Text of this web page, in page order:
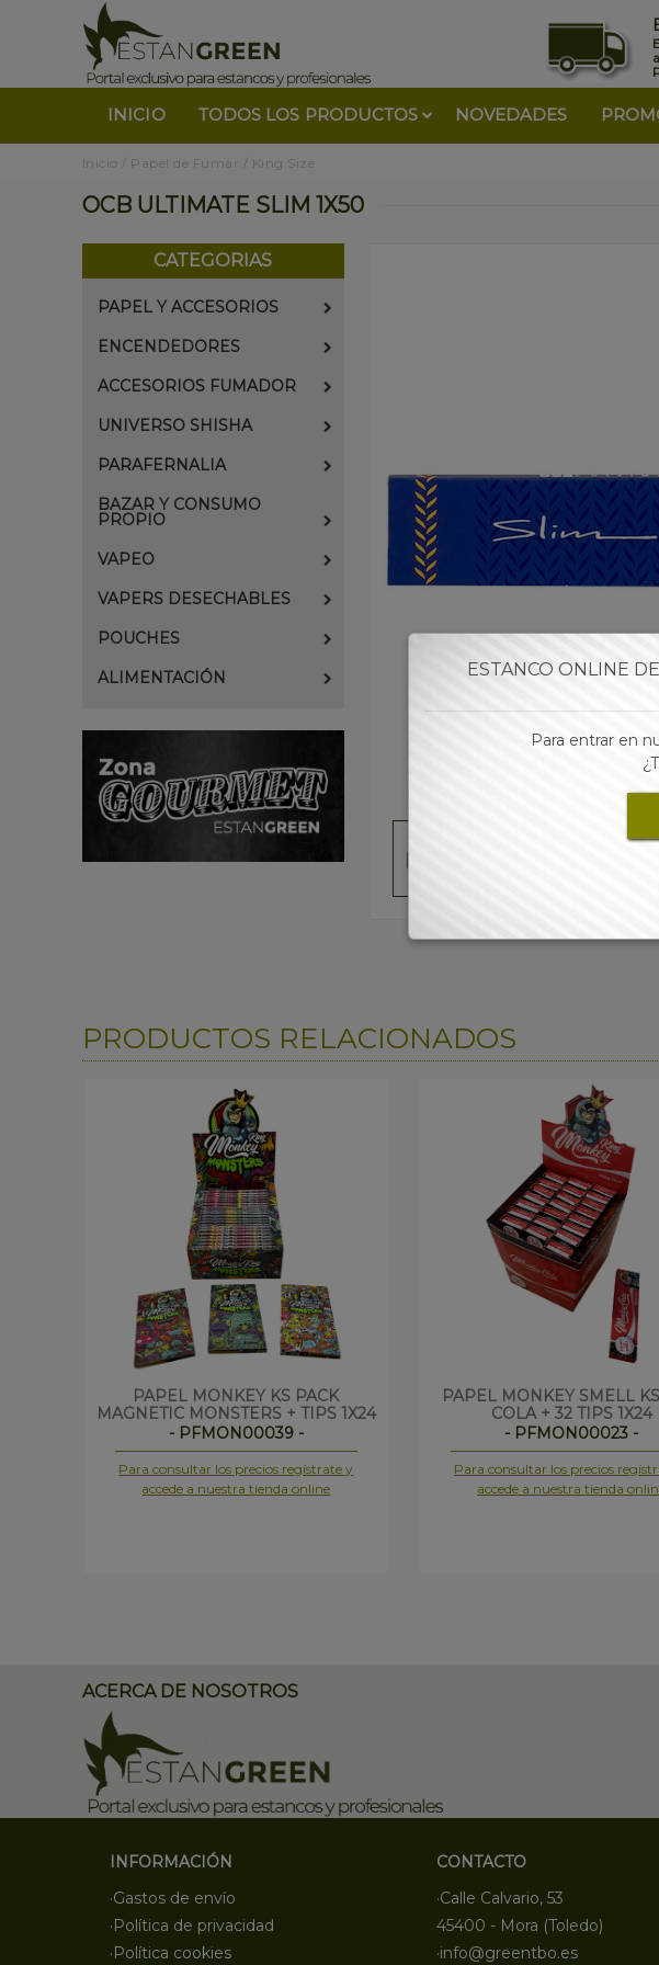
INICIO TODOS LOS PRODUCTOS NOVEDADES
Inicio Papel de Fumar King Size
OCB ULTIMATE SLIM 1X50
CATEGORIAS
PAPEL Y ACCESORIOS
ENCENDEDORES
ACCESORIOS FUMADOR
UNIVERSO SHISHA
PARAFERNALIA
BAZAR Y CONSUMO
PROPIO
VAPEO
VAPERS DESECHABLES
POUCHES
ALIMENTACIÓN
PRODUCTOS RELACIONADOS
PAPEL MONKEY KS PACK
MAGNETIC MONSTERS + TIPS 1X24
- PFMON00039 -
Para consultar los precios regístrate y
accede a nuestra tienda online
PAPEL MONKEY SMELL
COLA + 32 TIPS 1X24
- PFMON00023 -
Para consultar los precios
accede a nuestra tienda
ACERCA DE NOSOTROS
INFORMACIÓN
·Gastos de envío
·Política de privacidad
·Política cookies
CONTACTO
·Calle Calvario, 53
45400 - Mora (Toledo)
·info@greentbo.es
ESTANCO ONLINE
Para entrar en